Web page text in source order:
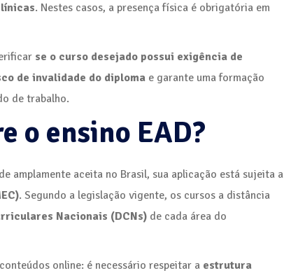
. Nestes casos, a presença física é obrigatória em
se o curso desejado possui exigência de
de invalidade do diploma e garante uma formação
de trabalho.
o ensino EAD?
amplamente aceita no Brasil, sua aplicação está sujeita a
. Segundo a legislação vigente, os cursos a distância
Nacionais (DCNs) de cada área do
online: é necessário respeitar a estrutura